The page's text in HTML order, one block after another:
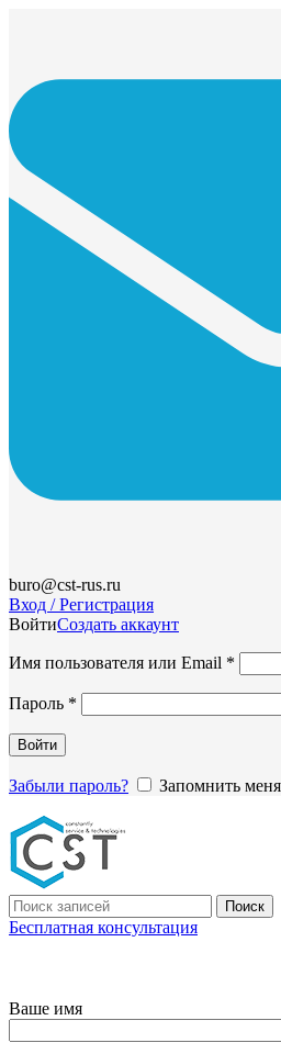
buro@cst-rus.ru
Вход / Регистрация
ВойтиСоздать аккаунт
Имя пользователя или Email *
Пароль *
Войти
Забыли пароль? Запомнить меня
Поиск
Бесплатная консультация
Ваше имя